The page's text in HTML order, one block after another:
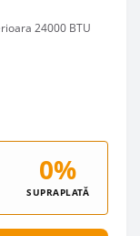
24000 BTU
0%
SUPRAPLATĂ